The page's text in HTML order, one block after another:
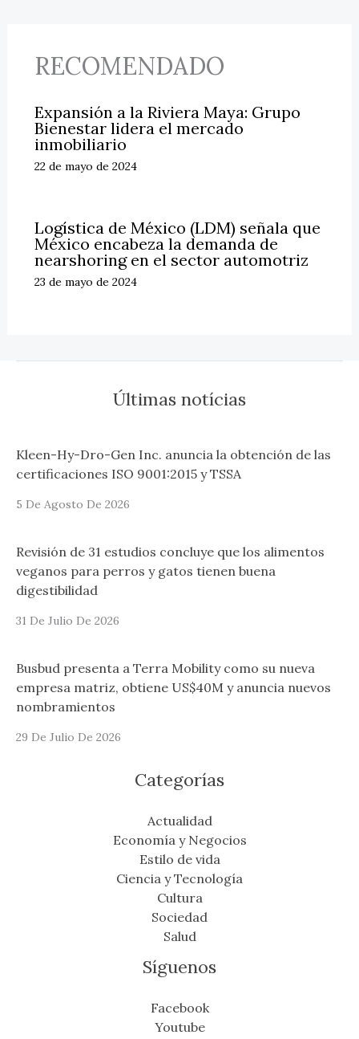
RECOMENDADO
Expansión a la Riviera Maya: Grupo
Bienestar lidera el mercado
inmobiliario
22 de mayo de 2024
Logística de México (LDM) señala que
México encabeza la demanda de
nearshoring en el sector automotriz
23 de mayo de 2024
Últimas notícias
Kleen-Hy-Dro-Gen Inc. anuncia la obtención de las
certificaciones ISO 9001:2015 y TSSA
5 De Agosto De 2026
Revisión de 31 estudios concluye que los alimentos
veganos para perros y gatos tienen buena
digestibilidad
31 De Julio De 2026
Busbud presenta a Terra Mobility como su nueva
empresa matriz, obtiene US$40M y anuncia nuevos
nombramientos
29 De Julio De 2026
Categorías
Actualidad
Economía y Negocios
Estilo de vida
Ciencia y Tecnología
Cultura
Sociedad
Salud
Síguenos
Facebook
Youtube